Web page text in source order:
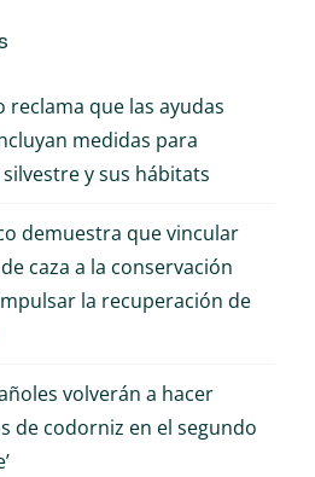
reclama que las ayudas
medidas para
y sus hábitats
demuestra que vincular
caza a la conservación
la recuperación de
volverán a hacer
de codorniz en el segundo